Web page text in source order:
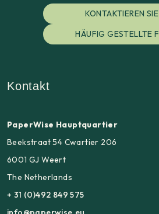
KONTAKTIEREN
HÄUFIG GESTELLTE
Kontakt
PaperWise Hauptquartier
Beekstraat 54 Cwartier 206
6001 GJ Weert
The Netherlands
+ 31 (0)492 849 575